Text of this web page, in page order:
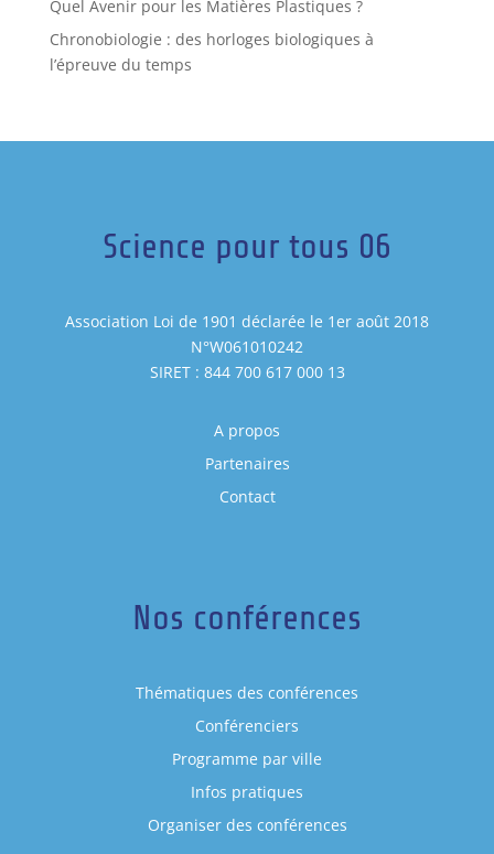
Quel Avenir pour les Matières Plastiques ?
Chronobiologie : des horloges biologiques à
l’épreuve du temps
Science pour tous 06
Association Loi de 1901 déclarée le 1er août 2018
N°W061010242
SIRET : 844 700 617 000 13
A propos
Partenaires
Contact
Nos conférences
Thématiques des conférences
Conférenciers
Programme par ville
Infos pratiques
Organiser des conférences